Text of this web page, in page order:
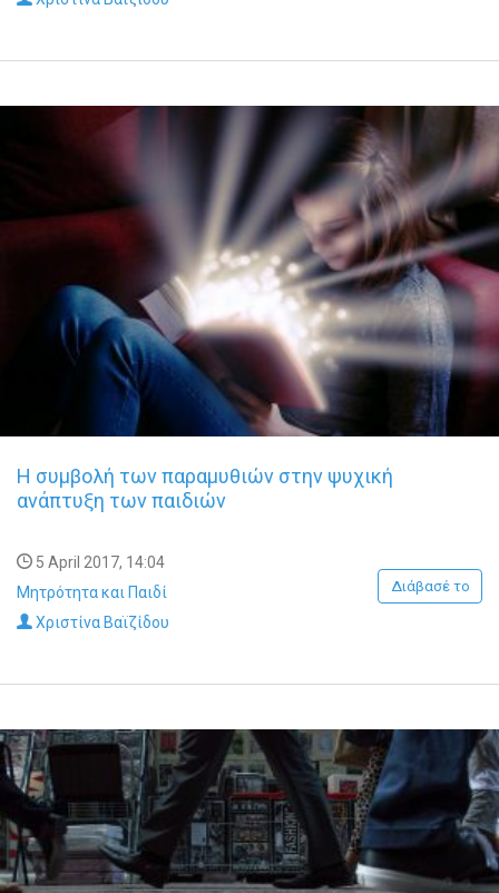
Η συμβολή των παραμυθιών στην ψυχική
ανάπτυξη των παιδιών
5 April 2017, 14:04
Μητρότητα και Παιδί
Χριστίνα Βαϊζίδου
Διάβασέ το